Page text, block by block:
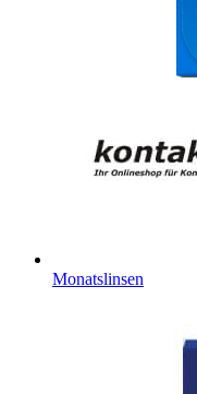
Monatslinsen